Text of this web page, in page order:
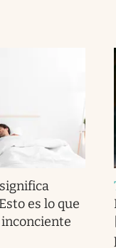
es lo que